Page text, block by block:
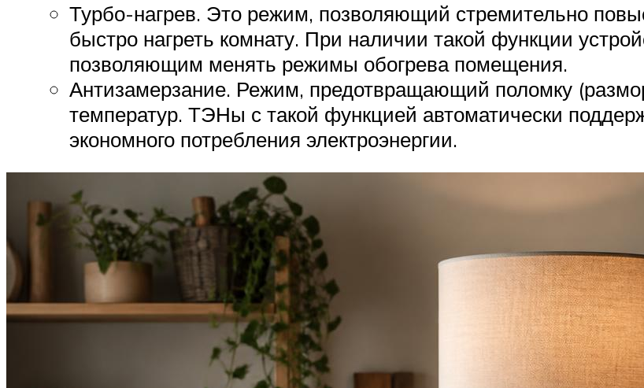
Турбо-нагрев. Это режим, позволяющий стремительно
быстро нагреть комнату. При наличии такой функции
позволяющим менять режимы обогрева помещения.
Антизамерзание. Режим, предотвращающий поломку
температур. ТЭНы с такой функцией автоматически
экономного потребления электроэнергии.